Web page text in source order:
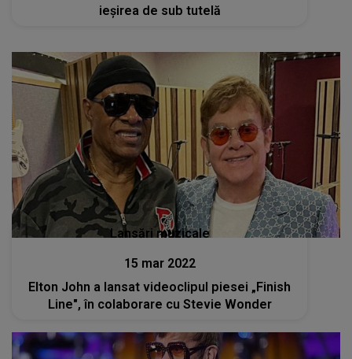
ieșirea de sub tutelă
Lansări muzicale
15 mar 2022
Elton John a lansat videoclipul piesei „Finish
Line", în colaborare cu Stevie Wonder